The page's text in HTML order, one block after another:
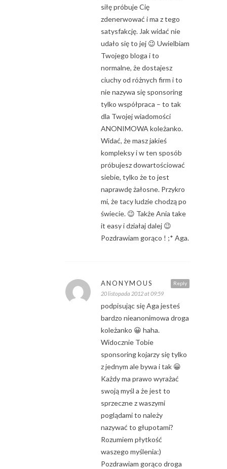
siłę próbuje Cię
zdenerwować i ma z tego
satysfakcję. Jak widać nie
udało się to jej 😉 Uwielbiam
Twojego bloga i to
normalne, że dostajesz
ciuchy od różnych firm i to
nie nazywa się sponsoring
tylko współpraca – to tak
dla Twojej wiadomości
ANONIMOWA koleżanko.
Widać, że masz jakieś
kompleksy i w ten sposób
próbujesz dowartościować
siebie, tylko że to jest
naprawdę żałosne. Przykro
mi, że tacy ludzie chodzą po
świecie. 😉 Także Ania take
it easy i działaj dalej 😉
Pozdrawiam gorąco ! ;* Aga.
Reply
ANONYMOUS
20 listopada 2012 at 09:59
podpisując się Aga jesteś
bardzo nieanonimowa droga
koleżanko 😀 haha.
Widocznie Tobie
sponsoring kojarzy się tylko
z jednym ale bywa i tak 😀
Każdy ma prawo wyrażać
swoją myśl a że jest to
sprzeczne z waszymi
poglądami to należy
nazywać to głupotami?
Rozumiem płytkość
waszego myślenia:)
Pozdrawiam gorąco droga